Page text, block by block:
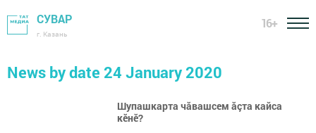
СУВАР
г. Казань
16+
News by date 24 January 2020
Шупашкарта чăвашсем ăçта кайса
кӗнӗ?